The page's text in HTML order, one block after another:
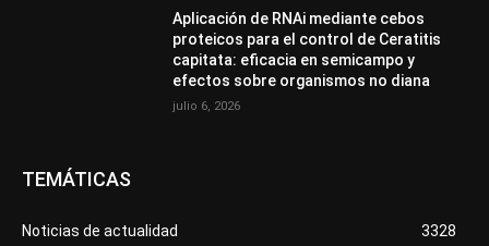
Aplicación de RNAi mediante cebos
proteicos para el control de Ceratitis
capitata: eficacia en semicampo y
efectos sobre organismos no diana
julio 6, 2026
TEMÁTICAS
Noticias de actualidad
3328